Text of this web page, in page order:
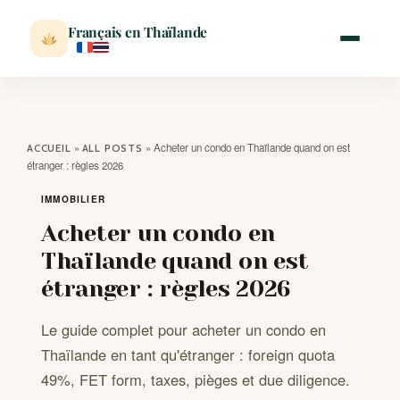
Français en Thaïlande
VISITER
MÉTÉO
EXPATRIATION
ACCUEIL » ALL POSTS » Acheter un condo en Thaïlande quand on est
étranger : règles 2026
IMMOBILIER
Acheter un condo en
Thaïlande quand on est
étranger : règles 2026
Le guide complet pour acheter un condo en
Thaïlande en tant qu'étranger : foreign quota
49%, FET form, taxes, pièges et due diligence.